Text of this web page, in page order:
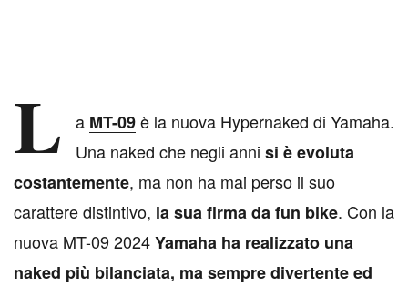
L a MT-09è la nuova Hypernaked di Yamaha.
Una naked che negli anni si è evoluta
costantemente, ma non ha mai perso il suo
carattere distintivo, la sua firma da fun bike. Con la
nuova MT-09 2024Yamaha ha realizzato una
naked più bilanciata, ma sempre divertente ed